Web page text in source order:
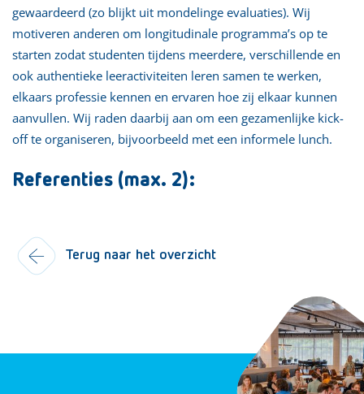
gewaardeerd (zo blijkt uit mondelinge evaluaties). Wij
motiveren anderen om longitudinale programma’s op te
starten zodat studenten tijdens meerdere, verschillende en
ook authentieke leeractiviteiten leren samen te werken,
elkaars professie kennen en ervaren hoe zij elkaar kunnen
aanvullen. Wij raden daarbij aan om een gezamenlijke kick-
off te organiseren, bijvoorbeeld met een informele lunch.
Referenties (max. 2):
Terug naar het overzicht